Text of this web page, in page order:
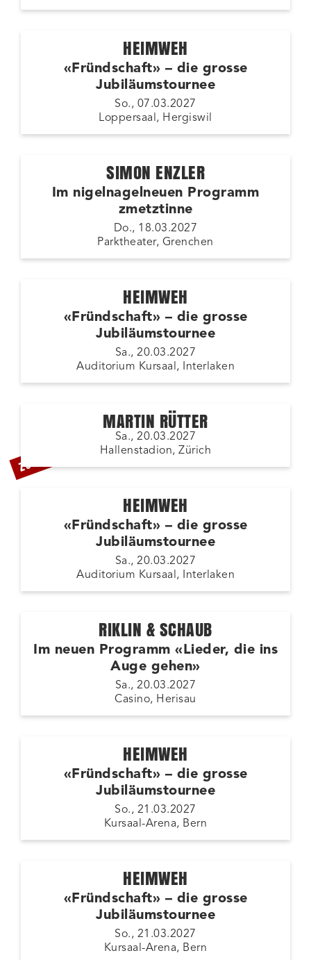
HEIMWEH
«Fründschaft» – die grosse
Jubiläumstournee
So., 07.03.2027
Loppersaal, Hergiswil
SIMON ENZLER
Im nigelnagelneuen Programm
zmetztinne
Do., 18.03.2027
Parktheater, Grenchen
HEIMWEH
«Fründschaft» – die grosse
Jubiläumstournee
Sa., 20.03.2027
Auditorium Kursaal, Interlaken
ZUSATZSHOW
MARTIN RÜTTER
Sa., 20.03.2027
Hallenstadion, Zürich
HEIMWEH
«Fründschaft» – die grosse
Jubiläumstournee
Sa., 20.03.2027
Auditorium Kursaal, Interlaken
RIKLIN & SCHAUB
Im neuen Programm «Lieder, die ins
Auge gehen»
Sa., 20.03.2027
Casino, Herisau
HEIMWEH
«Fründschaft» – die grosse
Jubiläumstournee
So., 21.03.2027
Kursaal-Arena, Bern
HEIMWEH
«Fründschaft» – die grosse
Jubiläumstournee
So., 21.03.2027
Kursaal-Arena, Bern